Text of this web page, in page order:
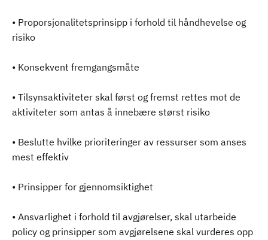
• Proporsjonalitetsprinsipp i forhold til håndhevelse og
risiko
• Konsekvent fremgangsmåte
• Tilsynsaktiviteter skal først og fremst rettes mot de
aktiviteter som antas å innebære størst risiko
• Beslutte hvilke prioriteringer av ressurser som anses
mest effektiv
• Prinsipper for gjennomsiktighet
• Ansvarlighet i forhold til avgjørelser, skal utarbeide
policy og prinsipper som avgjørelsene skal vurderes opp